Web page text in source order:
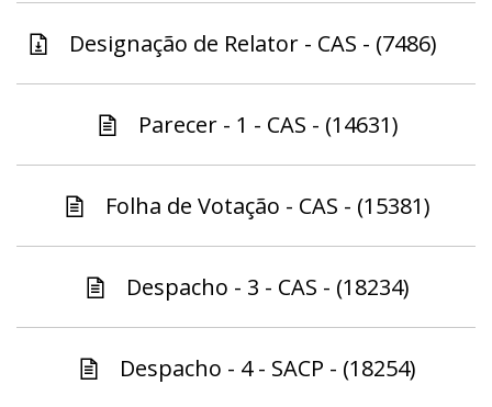
Designação de Relator - CAS - (7486)
Parecer - 1 - CAS - (14631)
Folha de Votação - CAS - (15381)
Despacho - 3 - CAS - (18234)
Despacho - 4 - SACP - (18254)